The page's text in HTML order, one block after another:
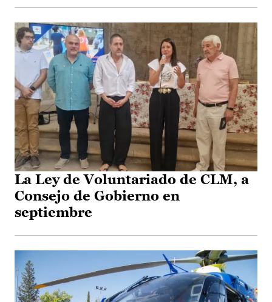
La Ley de Voluntariado de CLM, a
Consejo de Gobierno en
septiembre